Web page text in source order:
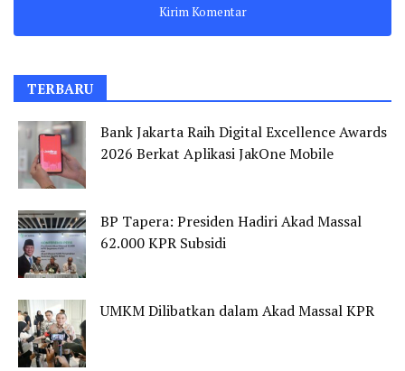
TERBARU
Bank Jakarta Raih Digital Excellence Awards
2026 Berkat Aplikasi JakOne Mobile
BP Tapera: Presiden Hadiri Akad Massal
62.000 KPR Subsidi
UMKM Dilibatkan dalam Akad Massal KPR